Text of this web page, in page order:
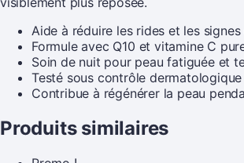
Aide à réduire les rides et les
Formule avec Q10 et vitamine C
Soin de nuit pour peau fatiguée et
Testé sous contrôle dermatologique
Contribue à régénérer la peau
Produits similaires